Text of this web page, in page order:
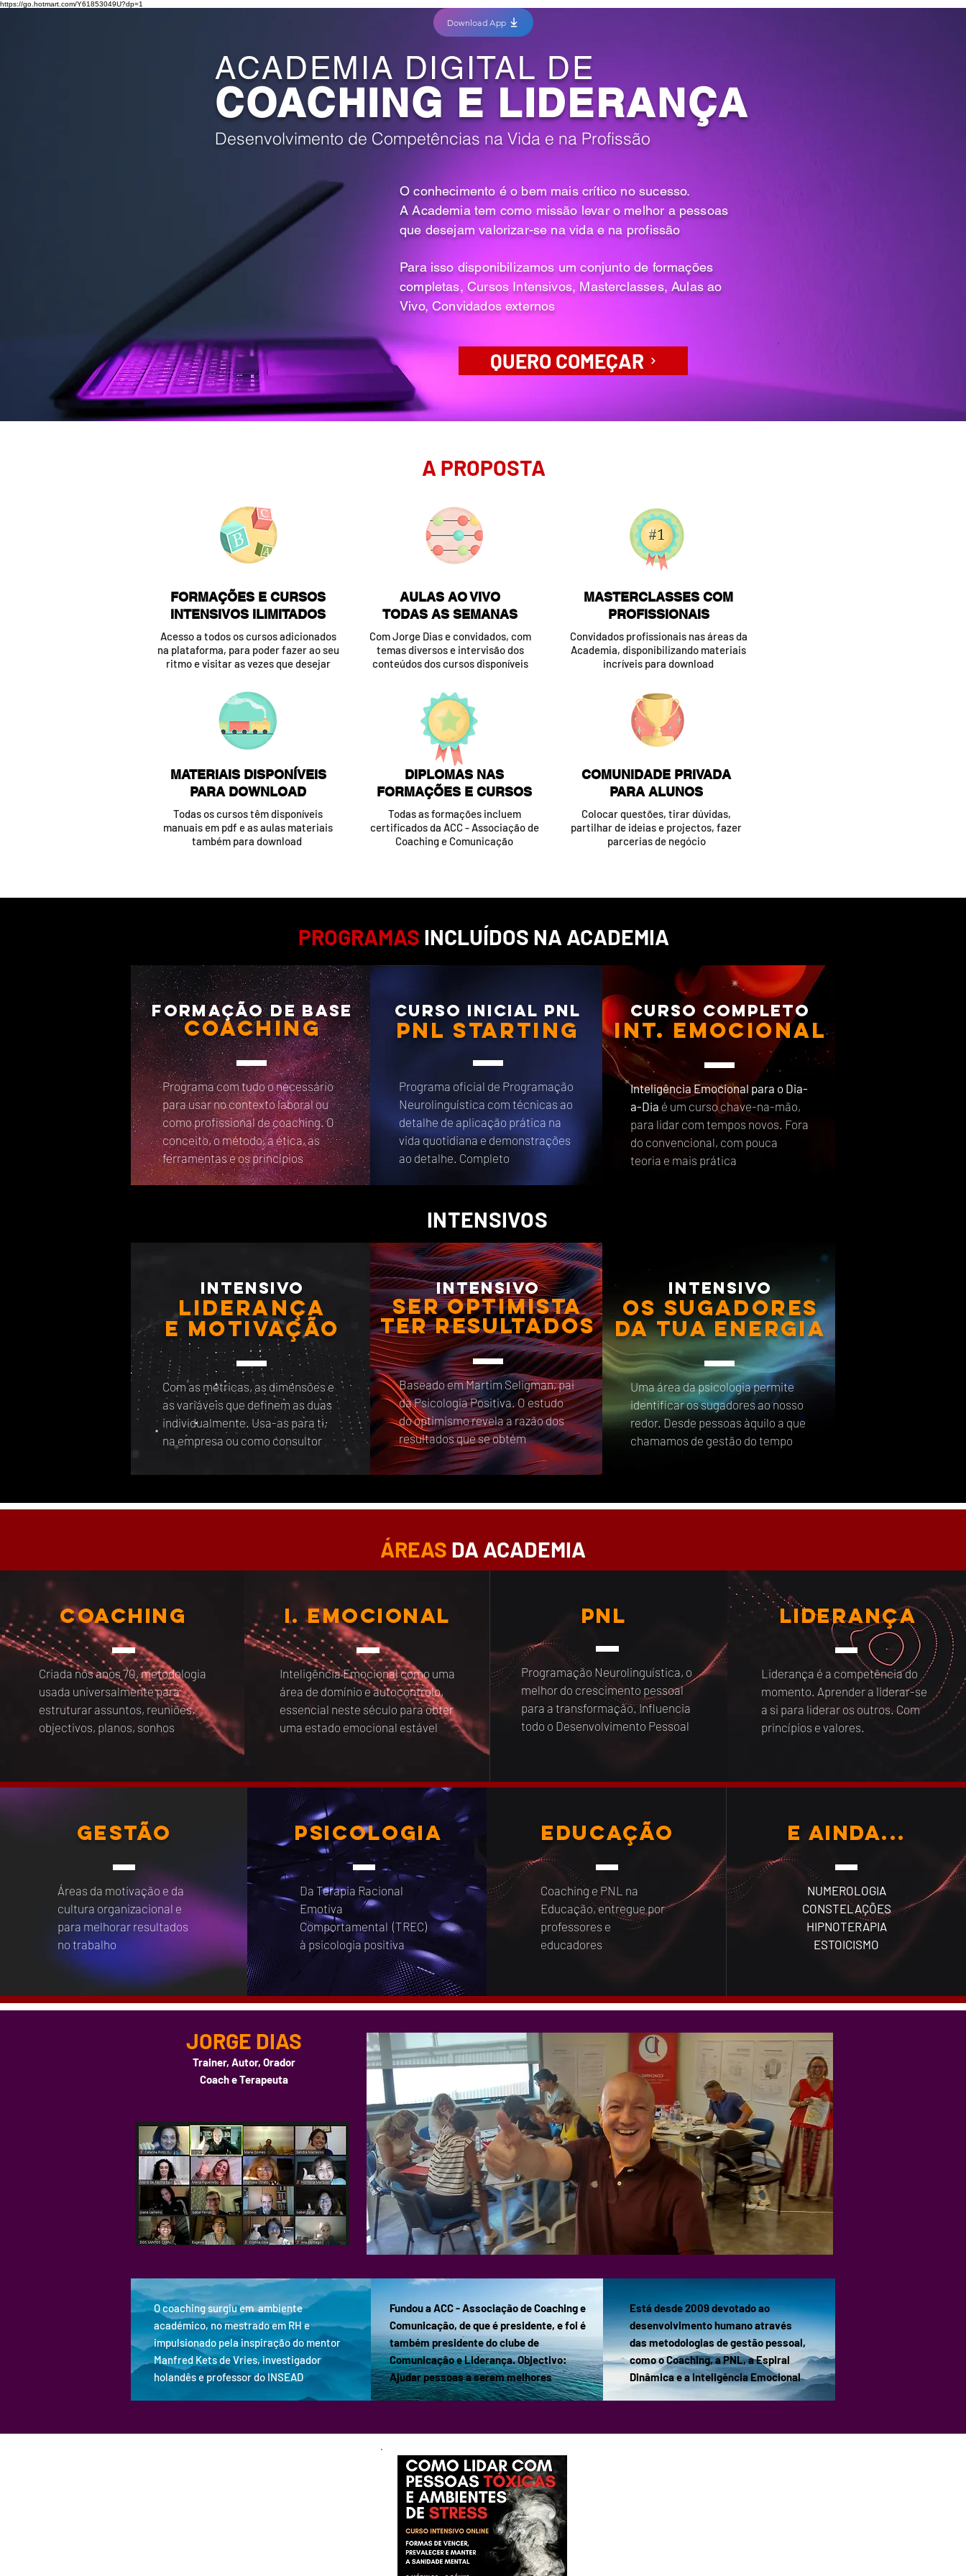
https://go.hotmart.com/Y61853049U?dp=1
ACADEMIA DIGITAL DE
COACHING E LIDERANÇA
Desenvolvimento de Competências na Vida e na Profissão
O conhecimento é o bem mais crítico no sucesso.
A Academia tem como missão levar o melhor a pessoas
que desejam valorizar-se na vida e na profissão
Para isso disponibilizamos um conjunto de formações
completas, Cursos Intensivos, Masterclasses, Aulas ao
Vivo, Convidados externos
QUERO COMEÇAR
Download App
A PROPOSTA​
FORMAÇÕES E CURSOS
INTENSIVOS ILIMITADOS
Acesso a todos os cursos adicionados
na plataforma, para poder fazer ao seu
ritmo e visitar as vezes que desejar
MATERIAIS DISPONÍVEIS
PARA DOWNLOAD
Todas os cursos têm disponíveis
manuais em pdf e as aulas materiais
também para download
AULAS AO VIVO
TODAS AS SEMANAS
Com Jorge Dias e convidados, com
temas diversos e intervisão dos
conteúdos dos cursos disponíveis
DIPLOMAS NAS
FORMAÇÕES E CURSOS
Todas as formações incluem
certificados da ACC - Associação de
Coaching e Comunicação
MASTERCLASSES COM
PROFISSIONAIS
Convidados profissionais nas áreas da
Academia, disponibilizando materiais
incríveis para download
COMUNIDADE PRIVADA
PARA ALUNOS
Colocar questões, tirar dúvidas,
partilhar de ideias e projectos, fazer
parcerias de negócio
PROGRAMAS INCLUÍDOS NA ACADEMIA​
Formação de base
COACHING
Programa com tudo o necessário
para usar no contexto laboral ou
como profissional de coaching. O
conceito, o método, a ética, as
ferramentas e os princípios
Programa oficial de Programação
Neurolinguística com técnicas ao
detalhe de aplicação prática na
vida quotidiana e demonstrações
ao detalhe. Completo
curso completo
int. emocional
Inteligência Emocional para o Dia-
a-Dia é um curso chave-na-mão,
para lidar com tempos novos. Fora
do convencional, com pouca
teoria e mais prática
CURSO INICIAL PNL
pnl starting
INTENSIVOS
intensivo
Liderança
e motivação
Com as métricas, as dimensões e
as variáveis que definem as duas
individualmente. Usa-as para ti,
na empresa ou como consultor
intensivo
ser Optimista
ter resultados
Baseado em Martim Seligman, pai
da Psicologia Positiva. O estudo
do optimismo revela a razão dos
resultados que se obtém
intensivo
Os Sugadores
da tua energia
Uma área da psicologia permite
identificar os sugadores ao nosso
redor. Desde pessoas àquilo a que
chamamos de gestão do tempo
COACHING
Criada nos anos 70, metodologia
usada universalmente para
estruturar assuntos, reuniões,
objectivos, planos, sonhos
I. Emocional
Inteligência Emocional como uma
área de domínio e autocontrolo,
essencial neste século para obter
uma estado emocional estável
Programação Neurolinguística, o
melhor do crescimento pessoal
para a transformação. Influencia
todo o Desenvolvimento Pessoal
Liderança
Liderança é a competência do
momento. Aprender a liderar-se
a si para liderar os outros. Com
princípios e valores.
PNL
gestão
Áreas da motivação e da
cultura organizacional e
para melhorar resultados
no trabalho
psicologia
Da Terapia Racional
Emotiva
Comportamental (TREC)
à psicologia positiva
educação
Coaching e PNL na
Educação, entregue por
professores e
educadores
e ainda...
NUMEROLOGIA
CONSTELAÇÕES
HIPNOTERAPIA
ESTOICISMO
ÁREAS DA ACADEMIA
JORGE DIAS
Trainer, Autor, Orador
Coach e Terapeuta
O coaching surgiu em ambiente
académico, no mestrado em RH e
impulsionado pela inspiração do mentor
Manfred Kets de Vries, investigador
holandês e professor do INSEAD
Fundou a ACC - Associação de Coaching e
Comunicação, de que é presidente, e foi é
também presidente do clube de
Comunicação e Liderança. Objectivo:
Ajudar pessoas a serem melhores
Está desde 2009 devotado ao
desenvolvimento humano através
das metodologias de gestão pessoal,
como o Coaching, a PNL, a Espiral
Dinâmica e a Inteligência Emocional